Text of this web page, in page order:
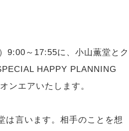
9:00～17:55に、小山薫堂とク
HAPPY PLANNING
ンエアいたします。
は言います。相手のことを想